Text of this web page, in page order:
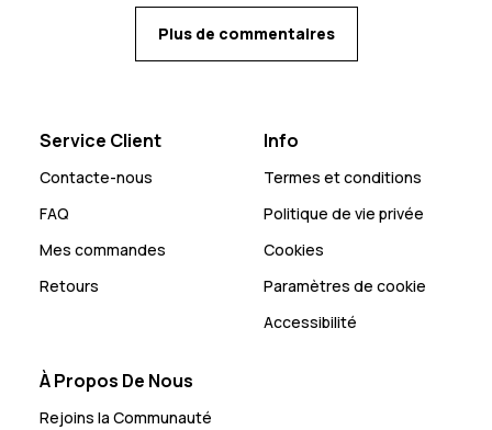
Plus de commentaires
Service Client
Contacte-nous
FAQ
Mes commandes
Retours
Info
Termes et conditions
Politique de vie privée
Cookies
Paramètres de cookie
Accessibilité
À Propos De Nous
Rejoins la Communauté